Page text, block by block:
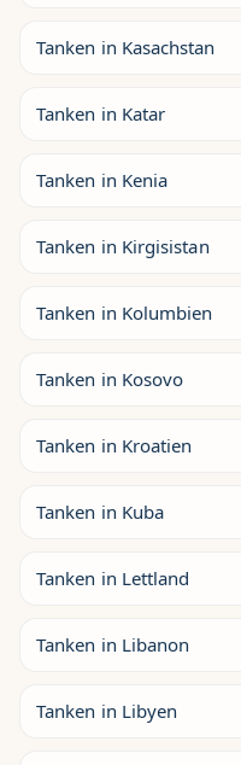
Tanken in Kasachstan
Tanken in Katar
Tanken in Kenia
Tanken in Kirgisistan
Tanken in Kolumbien
Tanken in Kosovo
Tanken in Kroatien
Tanken in Kuba
Tanken in Lettland
Tanken in Libanon
Tanken in Libyen